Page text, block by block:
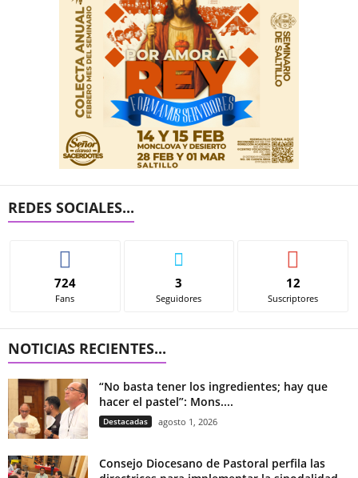
REDES SOCIALES...
724
Fans
3
Seguidores
12
Suscriptores
NOTICIAS RECIENTES...
“No basta tener los ingredientes; hay que
hacer el pastel”: Mons....
Destacadas agosto 1, 2026
Consejo Diocesano de Pastoral perfila las